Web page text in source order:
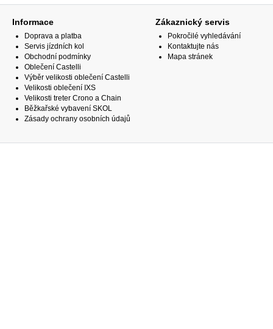
Informace
Doprava a platba
Servis jízdních kol
Obchodní podmínky
Oblečení Castelli
Výběr velikosti oblečení Castelli
Velikosti oblečení IXS
Velikosti treter Crono a Chain
Běžkařské vybavení SKOL
Zásady ochrany osobních údajů
Zákaznický servis
Pokročilé vyhledávání
Kontaktujte nás
Mapa stránek